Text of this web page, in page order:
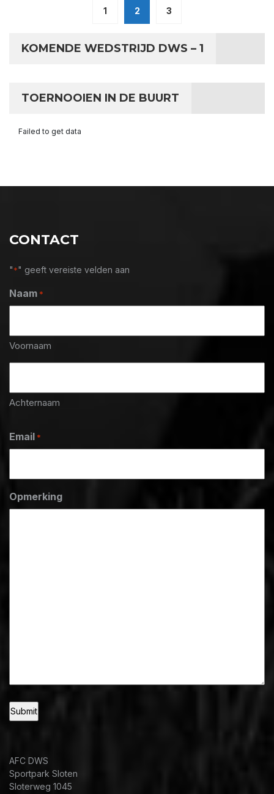
1 2 3
KOMENDE WEDSTRIJD DWS – 1
TOERNOOIEN IN DE BUURT
Failed to get data
CONTACT
"*" geeft vereiste velden aan
Naam *
Voornaam
Achternaam
Email *
Opmerking
AFC DWS
Sportpark Sloten
Sloterweg 1045